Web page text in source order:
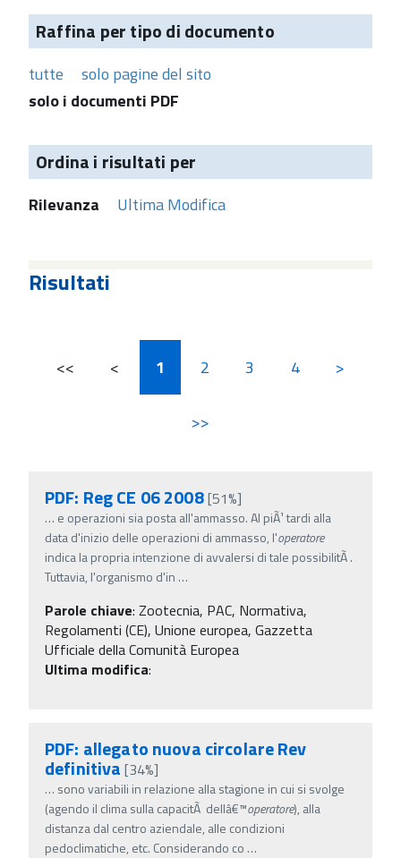
Raffina per tipo di documento
tutte
solo pagine del sito
solo i documenti PDF
Ordina i risultati per
Rilevanza Ultima Modifica
Risultati
<< < 1 2 3 4 >
>>
PDF: Reg CE 06 2008[51%]
… e operazioni sia posta all'ammasso. Al piÃ¹ tardi alla
data d'inizio delle operazioni di ammasso, l'operatore
indica la propria intenzione di avvalersi di tale possibilitÃ .
Tuttavia, l'organismo d'in …
Parole chiave: Zootecnia, PAC, Normativa,
Regolamenti (CE), Unione europea, Gazzetta
Ufficiale della Comunità Europea
Ultima modifica:
PDF: allegato nuova circolare Rev
definitiva [34%]
… sono variabili in relazione alla stagione in cui si svolge
(agendo il clima sulla capacitÃ dellâ€™operatore), alla
distanza dal centro aziendale, alle condizioni
pedoclimatiche, etc. Considerando co …